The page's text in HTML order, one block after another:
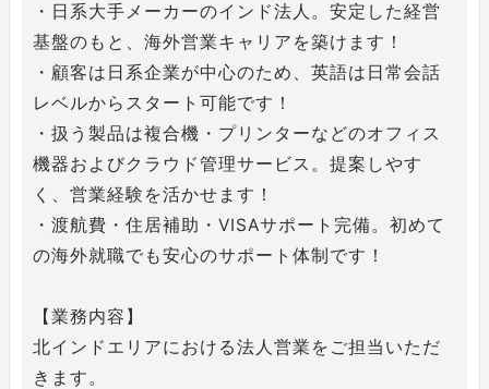
・日系大手メーカーのインド法人。安定した経営
基盤のもと、海外営業キャリアを築けます！
・顧客は日系企業が中心のため、英語は日常会話
レベルからスタート可能です！
・扱う製品は複合機・プリンターなどのオフィス
機器およびクラウド管理サービス。提案しやす
く、営業経験を活かせます！
・渡航費・住居補助・VISAサポート完備。初めて
の海外就職でも安心のサポート体制です！
【業務内容】
北インドエリアにおける法人営業をご担当いただ
きます。